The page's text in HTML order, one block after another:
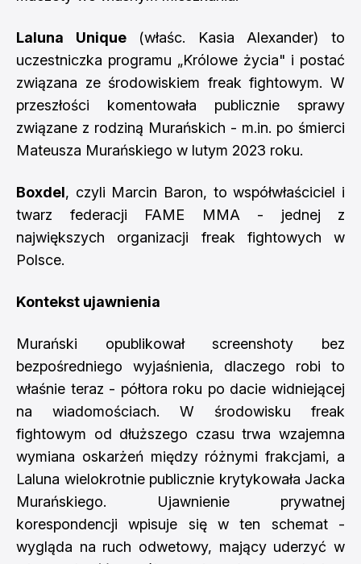
Laluna Unique(właśc. Kasia Alexander) to
uczestniczka programu „Królowe życia" i postać
związana ze środowiskiem freak fightowym. W
przeszłości komentowała publicznie sprawy
związane z rodziną Murańskich - m.in. po śmierci
Mateusza Murańskiego w lutym 2023 roku.
Boxdel, czyli Marcin Baron, to współwłaściciel i
twarz federacji FAME MMA - jednej z
największych organizacji freak fightowych w
Polsce.
Kontekst ujawnienia
Murański opublikował screenshoty bez
bezpośredniego wyjaśnienia, dlaczego robi to
właśnie teraz - półtora roku po dacie widniejącej
na wiadomościach. W środowisku freak
fightowym od dłuższego czasu trwa wzajemna
wymiana oskarżeń między różnymi frakcjami, a
Laluna wielokrotnie publicznie krytykowała Jacka
Murańskiego. Ujawnienie prywatnej
korespondencji wpisuje się w ten schemat -
wygląda na ruch odwetowy, mający uderzyć w